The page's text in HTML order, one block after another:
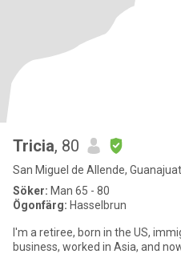
Tricia, 80
San Miguel de Allende,
Söker: Man 65 - 80
Ögonfärg: Hasselbrun
I'm a retiree, born in the US,
business, worked in Asia, and